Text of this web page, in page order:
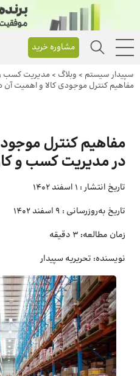
مشاوره خرید
سپیدار سیستم > وبلاگ > مدیریت کسب
مفاهیم کنترل موجودی کالا و اهمیت
مفاهیم کنترل
در مدیریت کسب و
تاریخ انتشار : 1 اسفند 1402
تاریخ به‌روزرسانی : 9 اسفند 1402
زمان مطالعه: 3 دقیقه
نویسنده: تحریریه سپیدار